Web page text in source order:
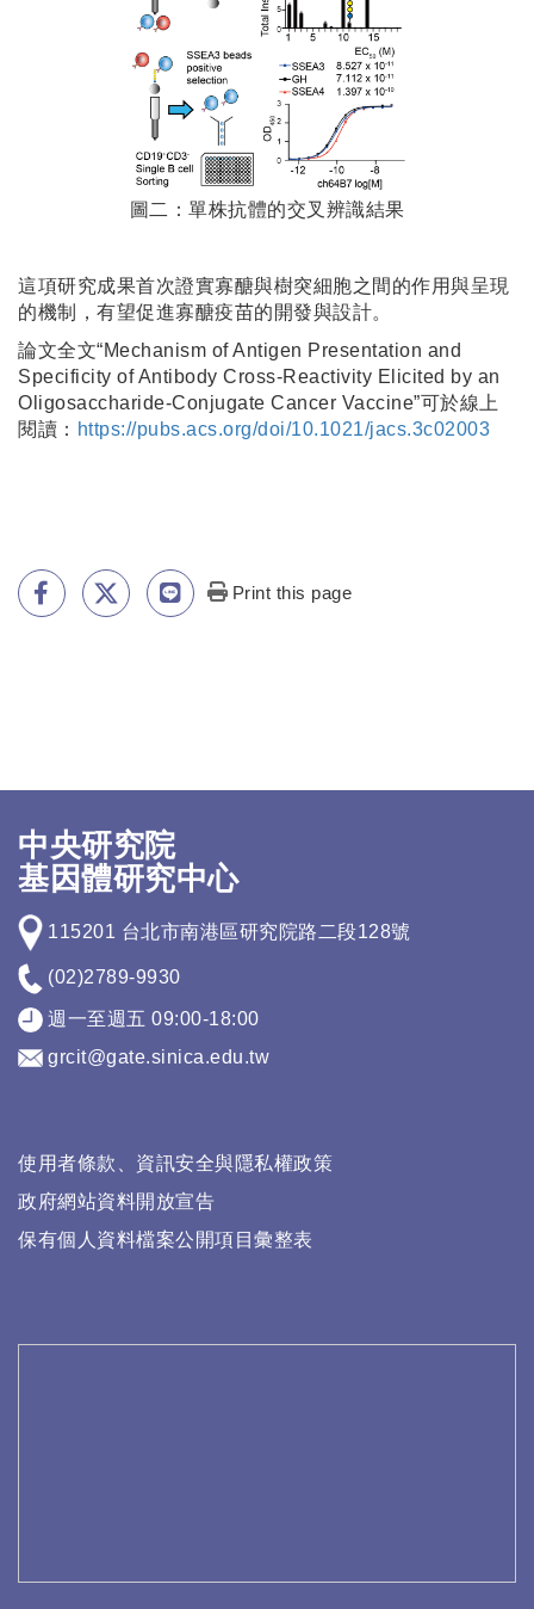
圖二：單株抗體的交叉辨識結果
這項研究成果首次證實寡醣與樹突細胞之間的作用與呈現
的機制，有望促進寡醣疫苗的開發與設計。
論文全文“Mechanism of Antigen Presentation and
Specificity of Antibody Cross-Reactivity Elicited by an
Oligosaccharide-Conjugate Cancer Vaccine”可於線上
閱讀： https://pubs.acs.org/doi/10.1021/jacs.3c02003
Print this page
中央研究院
基因體研究中心
115201 台北市南港區研究院路二段128號
(02)2789-9930
週一至週五 09:00-18:00
grcit@gate.sinica.edu.tw
使用者條款、資訊安全與隱私權政策
政府網站資料開放宣告
保有個人資料檔案公開項目彙整表